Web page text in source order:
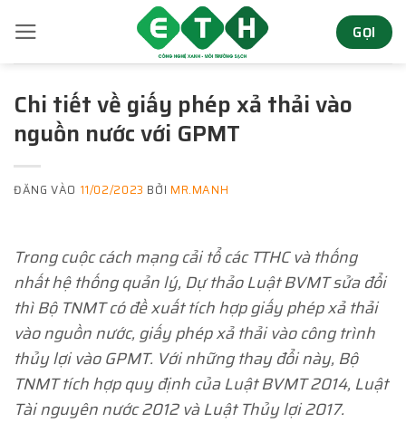
qua
nội
dung
GỌI
Chi tiết về giấy phép xả thải vào
nguồn nước với GPMT
ĐĂNG VÀO 11/02/2023 BỞI MR.MANH
Trong cuộc cách mạng cải tổ các TTHC và thống
nhất hệ thống quản lý, Dự thảo Luật BVMT sửa đổi
thì Bộ TNMT có đề xuất tích hợp giấy phép xả thải
vào nguồn nước, giấy phép xả thải vào công trình
thủy lợi vào GPMT. Với những thay đổi này, Bộ
TNMT tích hợp quy định của Luật BVMT 2014, Luật
Tài nguyên nước 2012 và Luật Thủy lợi 2017.